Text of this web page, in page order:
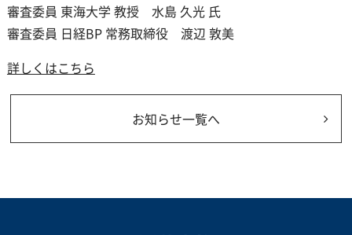
審査委員 東海大学 教授 水島 久光 氏
審査委員 日経BP 常務取締役 渡辺 敦美
詳しくはこちら
お知らせ一覧へ